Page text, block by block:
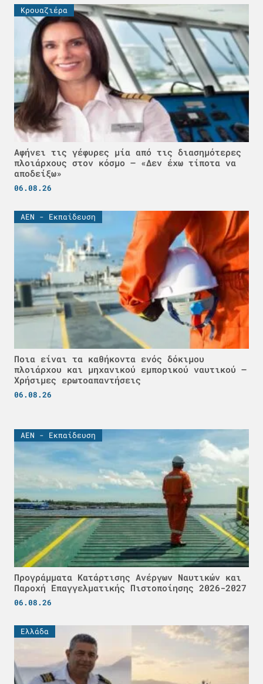
Κρουαζιέρα
Αφήνει τις γέφυρες μία από τις διασημότερες
πλοιάρχους στον κόσμο – «Δεν έχω τίποτα να
αποδείξω»
06.08.26
ΑΕΝ - Εκπαίδευση
Ποια είναι τα καθήκοντα ενός δόκιμου
πλοιάρχου και μηχανικού εμπορικού ναυτικού –
Χρήσιμες ερωτοαπαντήσεις
06.08.26
ΑΕΝ - Εκπαίδευση
Προγράμματα Κατάρτισης Ανέργων Ναυτικών και
Παροχή Επαγγελματικής Πιστοποίησης 2026-2027
06.08.26
Ελλάδα